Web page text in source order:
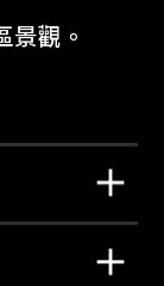
景觀。